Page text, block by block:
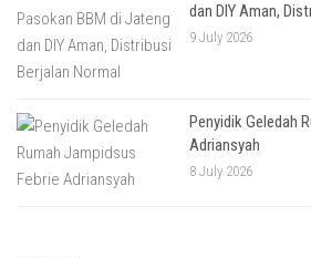
dan DIY Aman,
9 July 2026
Penyidik Geledah
Adriansyah
8 July 2026